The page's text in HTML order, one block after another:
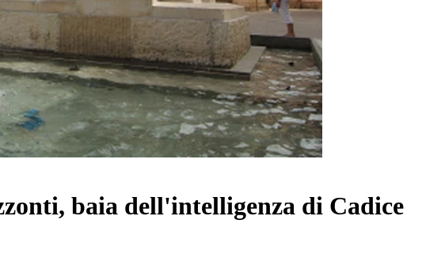
baia dell'intelligenza di Cadice